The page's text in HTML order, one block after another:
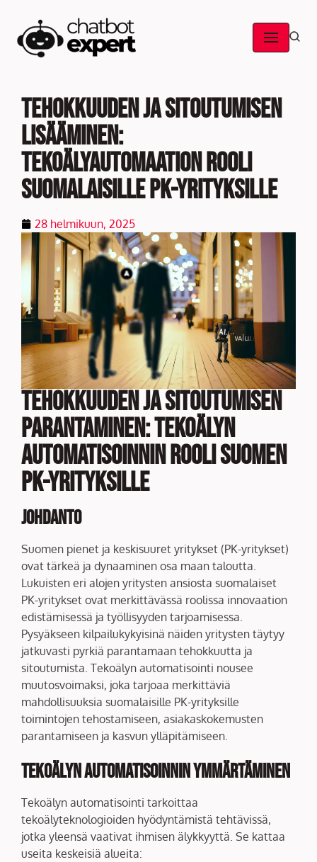
Skip
Tehokkuuden ja sitoutumisen
lisääminen:
tekoälyautomaation rooli
suomalaisille pk-yrityksille
28 helmikuun, 2025
Tehokkuuden ja Sitoutumisen
Parantaminen: Tekoälyn
Automatisoinnin Rooli Suomen
PK-yrityksille
Johdanto
Suomen pienet ja keskisuuret yritykset (PK-yritykset)
ovat tärkeä ja dynaaminen osa maan taloutta.
Lukuisten eri alojen yritysten ansiosta suomalaiset
PK-yritykset ovat merkittävässä roolissa innovaation
edistämisessä ja työllisyyden tarjoamisessa.
Pysyäkseen kilpailukykyisinä näiden yritysten täytyy
jatkuvasti pyrkiä parantamaan tehokkuutta ja
sitoutumista. Tekoälyn automatisointi nousee
muutosvoimaksi, joka tarjoaa merkittäviä
mahdollisuuksia suomalaisille PK-yrityksille
toimintojen tehostamiseen, asiakaskokemusten
parantamiseen ja kasvun ylläpitämiseen.
Tekoälyn Automatisoinnin Ymmärtäminen
Tekoälyn automatisointi tarkoittaa
tekoälyteknologioiden hyödyntämistä tehtävissä,
jotka yleensä vaativat ihmisen älykkyyttä. Se kattaa
useita keskeisiä alueita: